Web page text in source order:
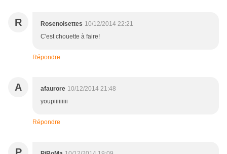
R Rosenoisettes 10/12/2014 22:21
C'est chouette à faire!
Répondre
A afaurore 10/12/2014 21:48
youpiiiiiiiii
Répondre